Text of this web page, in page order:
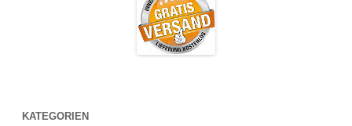
KATEGORIEN